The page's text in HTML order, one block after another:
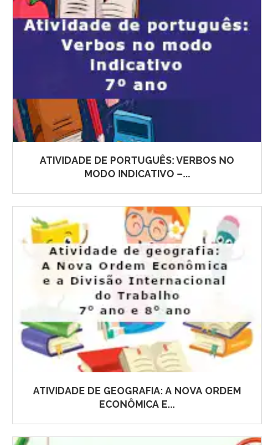
ATIVIDADE DE PORTUGUÊS: VERBOS NO
MODO INDICATIVO –...
ATIVIDADE DE GEOGRAFIA: A NOVA ORDEM
ECONÔMICA E...